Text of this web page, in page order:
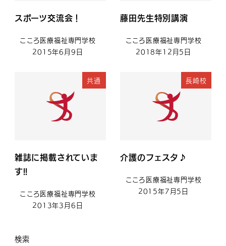
スポーツ交流会！
こころ医療福祉専門学校
2015年6月9日
藤田先生特別講演
こころ医療福祉専門学校
2018年12月5日
共通
雑誌に掲載されていま
す!!
こころ医療福祉専門学校
2013年3月6日
長崎校
介護のフェスタ♪
こころ医療福祉専門学校
2015年7月5日
検索